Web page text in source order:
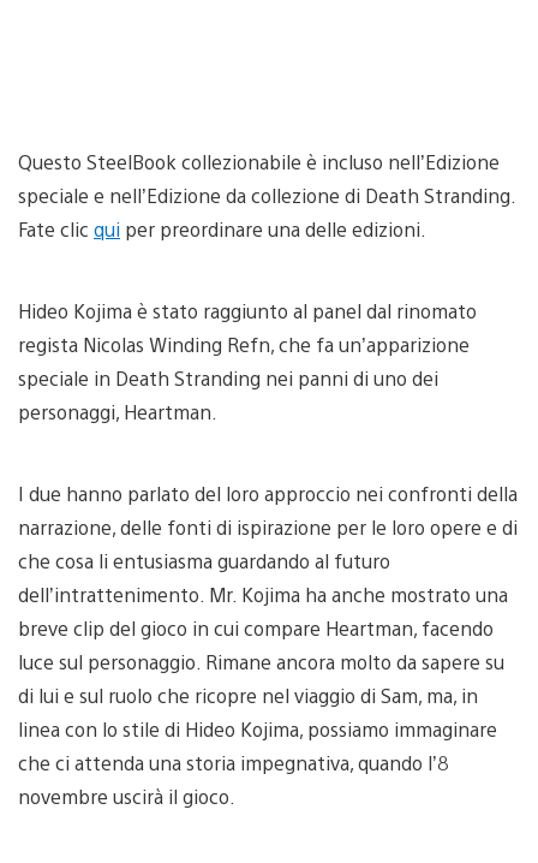
Questo SteelBook collezionabile è incluso nell’Edizione
speciale e nell’Edizione da collezione di Death Stranding.
Fate clic qui per preordinare una delle edizioni.
Hideo Kojima è stato raggiunto al panel dal rinomato
regista Nicolas Winding Refn, che fa un’apparizione
speciale in Death Stranding nei panni di uno dei
personaggi, Heartman.
I due hanno parlato del loro approccio nei confronti della
narrazione, delle fonti di ispirazione per le loro opere e di
che cosa li entusiasma guardando al futuro
dell’intrattenimento. Mr. Kojima ha anche mostrato una
breve clip del gioco in cui compare Heartman, facendo
luce sul personaggio. Rimane ancora molto da sapere su
di lui e sul ruolo che ricopre nel viaggio di Sam, ma, in
linea con lo stile di Hideo Kojima, possiamo immaginare
che ci attenda una storia impegnativa, quando l’8
novembre uscirà il gioco.